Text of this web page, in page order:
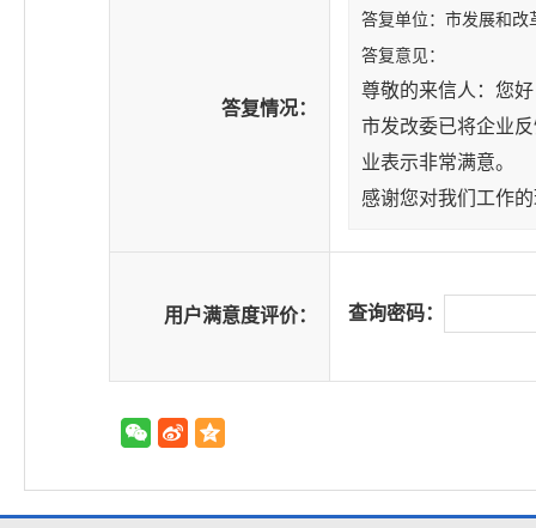
答复情况：
答复单位：市发展和改
答复意见：
尊敬的来信人：您
市发改委已将企业
业表示非常满意。
感谢您对我们工作
用户满意度评价： 查询密码：